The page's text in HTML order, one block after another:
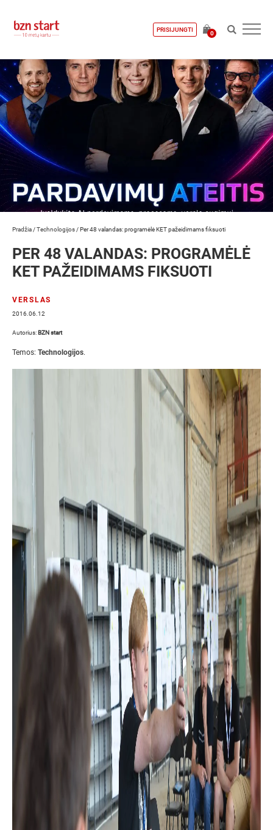
PRISIJUNGTI
0
Pradžia /Technologijos /Per 48 valandas: programėlė KET pažeidimams fiksuoti
PER 48 VALANDAS: PROGRAMĖLĖ
KET PAŽEIDIMAMS FIKSUOTI
VERSLAS
2016.06.12
Autorius: BZN start
Temos: Technologijos.